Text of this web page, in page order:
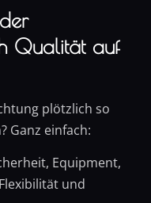
Qualität auf
plötzlich so
Ganz einfach:
Equipment,
und